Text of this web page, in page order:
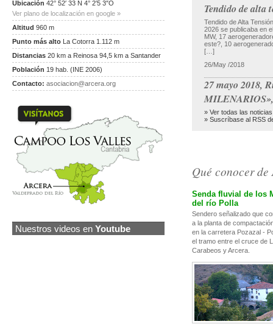
Ubicación 42° 52′ 33 N 4° 2′5 3″O
Ver plano de localización en google »
Altitud 960 m
Punto más alto La Cotorra 1.112 m
Distancias 20 km a Reinosa 94,5 km a Santander
Población 19 hab. (INE 2006)
Contacto: asociacion@arcera.org
Nuestros videos en Youtube
Tendido de alta
Tendido de Alta
2026 se publicaba en
MW, 17
este?, 10
[…]
26/May /2018
27 mayo 2018,
» Ver todas las
» Suscríbase al RSS
Qué conocer
Senda fluvial de los
del río Polla
Sendero señalizado que
a la planta de
en la carretera Pozazal -
el tramo entre el cruce de
Carabeos y Arcera.